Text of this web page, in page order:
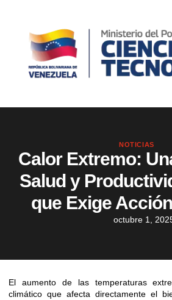
NOTICIAS
Calor Extremo:
Salud y
que Exige
octubre 1,
El aumento de las temperaturas
climático que afecta directamente el